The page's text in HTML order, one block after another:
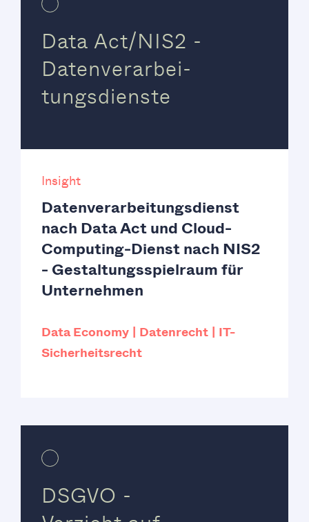
Data Act/NIS2 -
Datenverarbei-
tungsdienste
Insight
Datenverarbeitungsdienst
nach Data Act und Cloud-
Computing-Dienst nach NIS2
- Gestaltungsspielraum für
Unternehmen
Data Economy Datenrecht
IT-
Sicherheitsrecht
DSGVO -